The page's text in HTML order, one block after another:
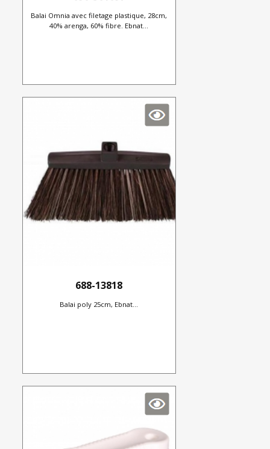
Balai Omnia avec filetage plastique, 28cm,
40% arenga, 60% fibre. Ebnat...
688-13818
Balai poly 25cm, Ebnat...